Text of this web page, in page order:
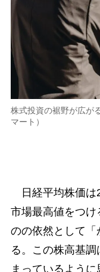
株式投資の裾野が広が
マート）
日経平均株価は
市場最高値をつけ
のの依然として
る。この株高基
まっているよう